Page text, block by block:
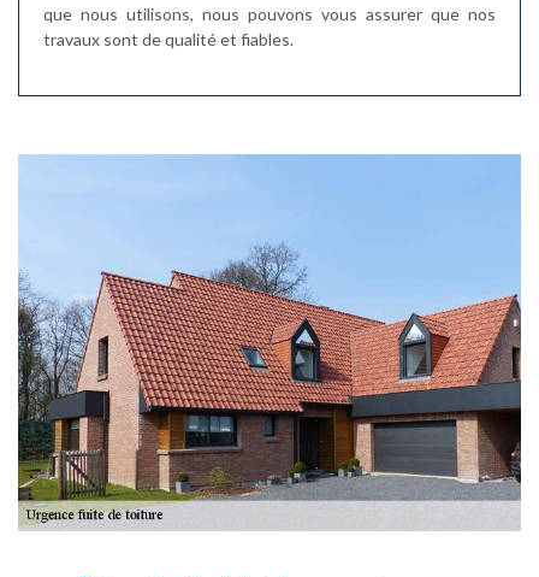
que nous utilisons, nous pouvons vous assurer que nos
travaux sont de qualité et fiables.